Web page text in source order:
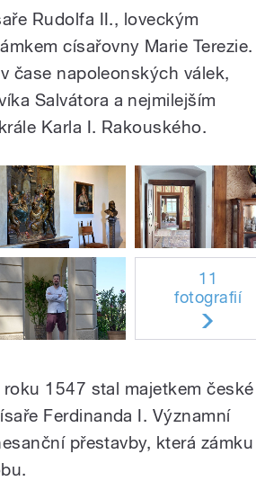
Rudolfa II., loveckým
císařovny Marie Terezie.
čase napoleonských válek,
Salvátora a nejmilejším
Karla I. Rakouského.
11
fotografií
1547 stal majetkem české
Ferdinanda I. Významní
přestavby, která zámku